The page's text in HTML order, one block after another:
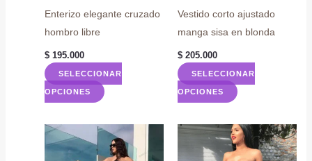
Enterizo elegante cruzado
hombro libre
$195.000
SELECCIONAR
OPCIONES
Este
tiene
múltiples
Vestido corto ajustado
manga sisa en blonda
$ 205.000
SELECCIONAR
OPCIONES
Este
tiene
múltiples